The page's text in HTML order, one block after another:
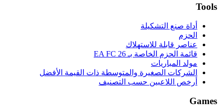
Tools
أداة صنع التشكيلة
الحزم
عناصر قابلة للاستهلاك
قائمة الحزم الخاصة بـ EA FC 26
مولد المباريات
الشركات الصغيرة والمتوسطة ذات القيمة الأفضل
أرخص اللاعبين حسب التصنيف
Games